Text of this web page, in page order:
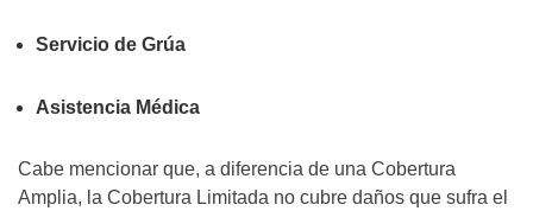
Servicio de Grúa
Asistencia Médica
Cabe mencionar que, a diferencia de una Cobertura
Amplia, la Cobertura Limitada no cubre daños que sufra el